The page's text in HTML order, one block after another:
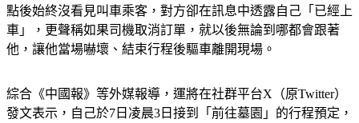
露，自己某日深夜接到目的地定在墓園的訂單，未料到了起始
點後始終沒看見叫車乘客，對方卻在訊息中透露自己「已經上
車」，更聲稱如果司機取消訂單，就以後無論到哪都會跟著
綜合《中國報》等外媒報導，運將在社群平台X（原Twitter）